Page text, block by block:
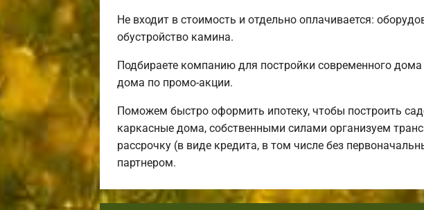
Не входит в стоимость и отдельно оплачивается:
обустройство камина.
Подбираете компанию для постройки современного
дома по промо-акции.
Поможем быстро оформить ипотеку, чтобы построить
каркасные дома, собственными силами организуем
рассрочку (в виде кредита, в том числе без
партнером.